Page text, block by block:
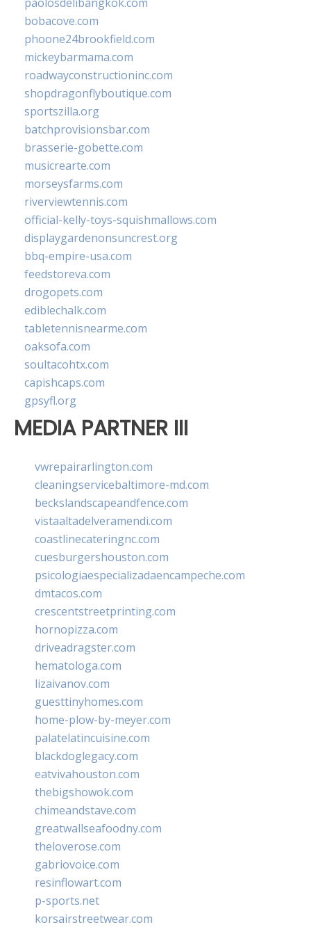
bobacove.com
phoone24brookfield.com
mickeybarmama.com
roadwayconstructioninc.com
shopdragonflyboutique.com
sportszilla.org
batchprovisionsbar.com
brasserie-gobette.com
musicrearte.com
morseysfarms.com
riverviewtennis.com
official-kelly-toys-squishmallows.com
displaygardenonsuncrest.org
bbq-empire-usa.com
feedstoreva.com
drogopets.com
ediblechalk.com
tabletennisnearme.com
oaksofa.com
soultacohtx.com
capishcaps.com
gpsyfl.org
MEDIA PARTNER III
vwrepairarlington.com
cleaningservicebaltimore-md.com
beckslandscapeandfence.com
vistaaltadelveramendi.com
coastlinecateringnc.com
cuesburgershouston.com
psicologiaespecializadaencampeche.com
dmtacos.com
crescentstreetprinting.com
hornopizza.com
driveadragster.com
hematologa.com
lizaivanov.com
guesttinyhomes.com
home-plow-by-meyer.com
palatelatincuisine.com
blackdoglegacy.com
eatvivahouston.com
thebigshowok.com
chimeandstave.com
greatwallseafoodny.com
theloverose.com
gabriovoice.com
resinflowart.com
p-sports.net
korsairstreetwear.com